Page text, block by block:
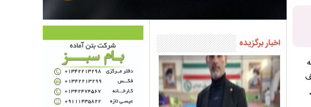
اخبار برگزیده